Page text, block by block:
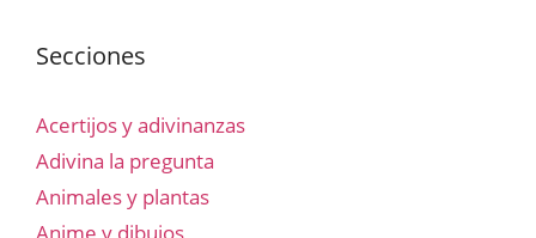
Secciones
Acertijos y adivinanzas
Adivina la pregunta
Animales y plantas